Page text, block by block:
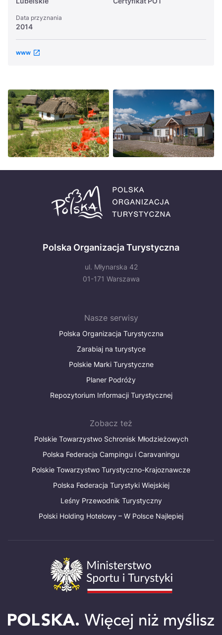
Data przyznania
2014
www
Polska Organizacja Turystyczna
ul. Młynarska 42
01-171 Warszawa
Nasze serwisy
Polska Organizacja Turystyczna
Zarabiaj na turystyce
Polskie Marki Turystyczne
Planer Podróży
Repozytorium Informacji Turystycznej
Zobacz też
Polskie Towarzystwo Schronisk Młodzieżowych
Polska Federacja Campingu i Caravaningu
Polskie Towarzystwo Turystyczno-Krajoznawcze
Polska Federacja Turystyki Wiejskiej
Leśny Przewodnik Turystyczny
Polski Holding Hotelowy – W Polsce Najlepiej